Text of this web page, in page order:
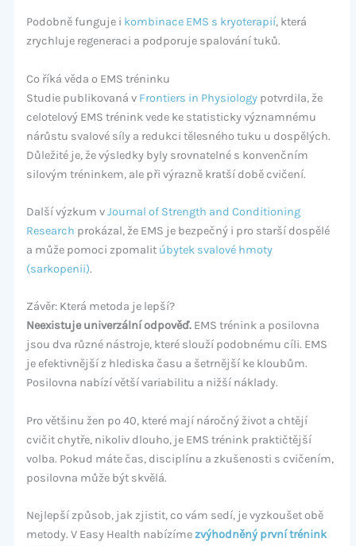
Podobně funguje i kombinace EMS s kryoterapií, která
zrychluje regeneraci a podporuje spalování tuků.
Co říká věda o EMS tréninku
Studie publikovaná v Frontiers in Physiologypotvrdila, že
celotelový EMS trénink vede ke statisticky významnému
nárůstu svalové síly a redukci tělesného tuku u dospělých.
Důležité je, že výsledky byly srovnatelné s konvenčním
silovým tréninkem, ale při výrazně kratší době cvičení.
Další výzkum vJournal of Strength and Conditioning
Research prokázal, že EMS je bezpečný i pro starší dospělé
a může pomoci zpomalit úbytek svalové hmoty
(sarkopenii).
Závěr: Která metoda je lepší?
Neexistuje univerzální odpověď.EMS trénink a posilovna
jsou dva různé nástroje, které slouží podobnému cíli. EMS
je efektivnější z hlediska času a šetrnější ke kloubům.
Posilovna nabízí větší variabilitu a nižší náklady.
Pro většinu žen po 40, které mají náročný život a chtějí
cvičit chytře, nikoliv dlouho, je EMS trénink praktičtější
volba. Pokud máte čas, disciplínu a zkušenosti s cvičením,
posilovna může být skvělá.
Nejlepší způsob, jak zjistit, co vám sedí, je vyzkoušet obě
metody. V Easy Health nabízímezvýhodněný první trénink